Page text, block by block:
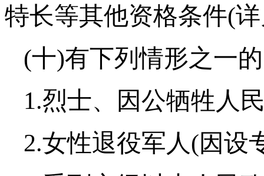
特长等其他资格条件(
(十)有下列情形之一
1.烈士、因公牺牲人
2.女性退役军人(因设